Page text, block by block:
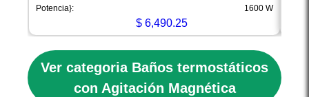
Potencia}:
1600 W
$6,490.25
Ver categoria Baños termostáticos
con Agitación Magnética